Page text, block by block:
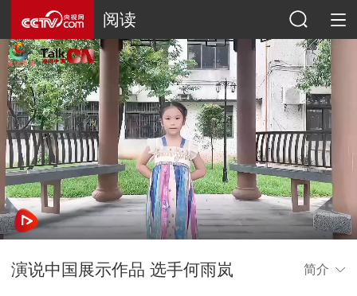
阅读
演说中国展示作品 选手何雨岚 简介